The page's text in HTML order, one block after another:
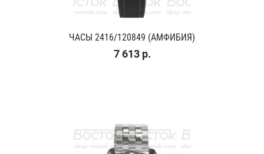
ЧАСЫ 2416/120849 (АМФИБИЯ)
7 613 р.